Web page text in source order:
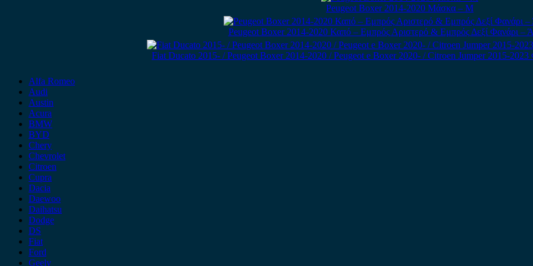
Peugeot Boxer 2014-2020 Μάσκα – Μ
Peugeot Boxer 2014-2020 Καπό – Εμπρός Αριστερό & Εμπρός Δεξί Φανάρι –
Fiat Ducato 2015- / Peugeot Boxer 2014-2020 / Peugeot e Boxer 2020- / Citroen Jumper 2015-
Alfa Romeo
Audi
Austin
Acura
BMW
BYD
Chery
Chevrolet
Citroen
Cupra
Dacia
Daewoo
Daihatsu
Dodge
DS
Fiat
Ford
Geely